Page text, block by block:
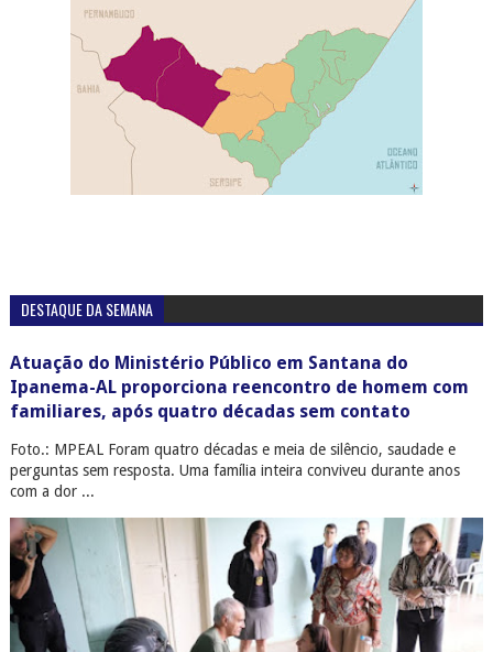
DESTAQUE DA SEMANA
Atuação do Ministério Público em Santana do
Ipanema-AL proporciona reencontro de homem com
familiares, após quatro décadas sem contato
Foto.: MPEAL Foram quatro décadas e meia de silêncio, saudade e
perguntas sem resposta. Uma família inteira conviveu durante anos
com a dor ...